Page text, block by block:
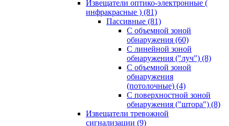
Извещатели оптико-электронные (
инфракрасные ) (81)
Пассивные (81)
С объемной зоной
обнаружения (60)
С линейной зоной
обнаружения ("луч") (8)
С объемной зоной
обнаружения
(потолочные) (4)
С поверхностной зоной
обнаружения ("штора") (8)
Извещатели тревожной
сигнализации (9)